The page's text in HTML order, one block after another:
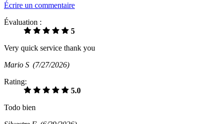
Écrire un commentaire
Évaluation :
5
Very quick service thank you
Mario S (7/27/2026)
Rating:
5.0
Todo bien